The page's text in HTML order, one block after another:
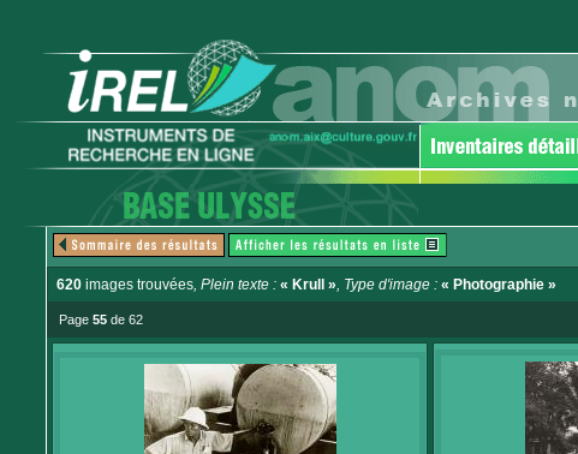
620 images trouvées, Plein texte : « Krull », Type d'image : « Photographie »
Page 55 de 62